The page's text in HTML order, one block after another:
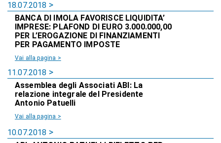
18.07.2018
BANCA DI IMOLA FAVORISCE LIQUIDITA’
IMPRESE: PLAFOND DI EURO 3.000.000,00
PER L’EROGAZIONE DI FINANZIAMENTI
PER PAGAMENTO IMPOSTE
Vai alla pagina >
11.07.2018
Assemblea degli Associati ABI: La
relazione integrale del Presidente
Antonio Patuelli
Vai alla pagina >
10.07.2018